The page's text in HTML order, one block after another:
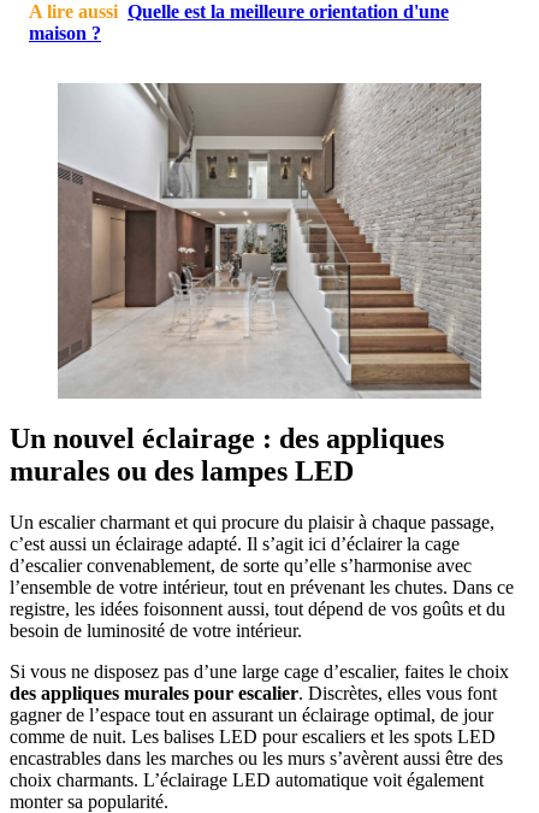
A lire aussi Quelle est la meilleure orientation d'une
maison ?
Un nouvel éclairage : des appliques
murales ou des lampes LED
Un escalier charmant et qui procure du plaisir à chaque passage,
c’est aussi un éclairage adapté. Il s’agit ici d’éclairer la cage
d’escalier convenablement, de sorte qu’elle s’harmonise avec
l’ensemble de votre intérieur, tout en prévenant les chutes. Dans ce
registre, les idées foisonnent aussi, tout dépend de vos goûts et du
besoin de luminosité de votre intérieur.
Si vous ne disposez pas d’une large cage d’escalier, faites le choix
des appliques murales pour escalier. Discrètes, elles vous font
gagner de l’espace tout en assurant un éclairage optimal, de jour
comme de nuit. Les balises LED pour escaliers et les spots LED
encastrables dans les marches ou les murs s’avèrent aussi être des
choix charmants. L’éclairage LED automatique voit également
monter sa popularité.